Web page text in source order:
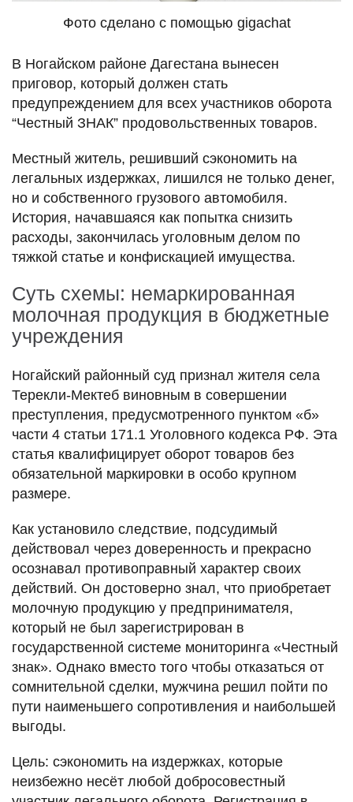
Фото сделано с помощью gigachat
В Ногайском районе Дагестана вынесен
приговор, который должен стать
предупреждением для всех участников оборота
“Честный ЗНАК” продовольственных товаров.
Местный житель, решивший сэкономить на
легальных издержках, лишился не только денег,
но и собственного грузового автомобиля.
История, начавшаяся как попытка снизить
расходы, закончилась уголовным делом по
тяжкой статье и конфискацией имущества.
Суть схемы: немаркированная
молочная продукция в бюджетные
учреждения
Ногайский районный суд признал жителя села
Терекли-Мектеб виновным в совершении
преступления, предусмотренного пунктом «б»
части 4 статьи 171.1 Уголовного кодекса РФ. Эта
статья квалифицирует оборот товаров без
обязательной маркировки в особо крупном
размере.
Как установило следствие, подсудимый
действовал через доверенность и прекрасно
осознавал противоправный характер своих
действий. Он достоверно знал, что приобретает
молочную продукцию у предпринимателя,
который не был зарегистрирован в
государственной системе мониторинга «Честный
знак». Однако вместо того чтобы отказаться от
сомнительной сделки, мужчина решил пойти по
пути наименьшего сопротивления и наибольшей
выгоды.
Цель: сэкономить на издержках, которые
неизбежно несёт любой добросовестный